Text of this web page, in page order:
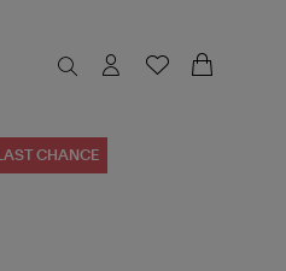
LAST CHANCE